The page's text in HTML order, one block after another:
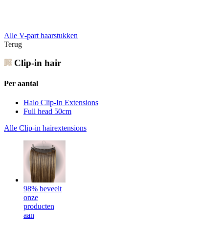
Alle V-part haarstukken
Terug
Clip-in hair
Per aantal
Halo Clip-In Extensions
Full head 50cm
Alle Clip-in hairextensions
98% beveelt
onze
producten
aan